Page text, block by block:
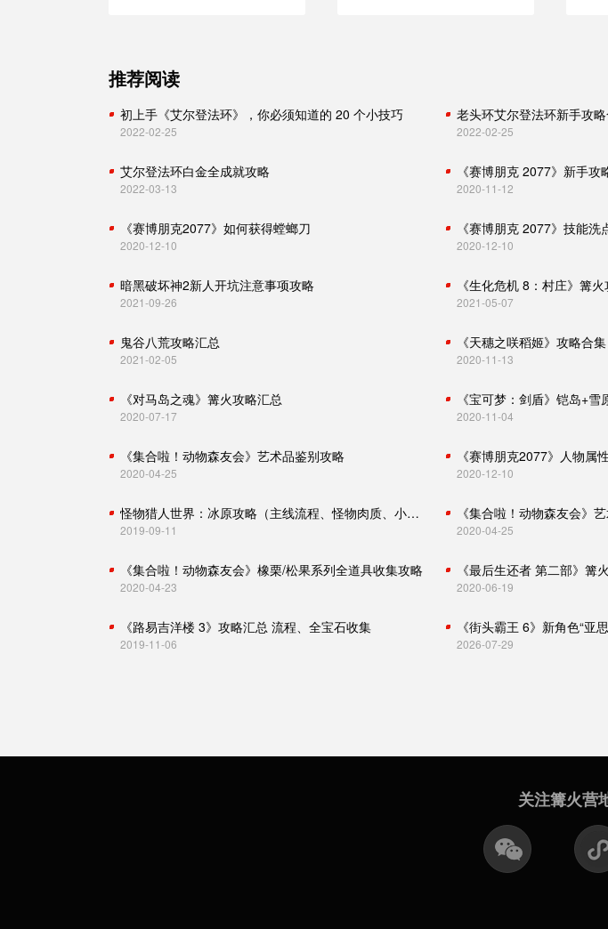
推荐阅读
初上手《艾尔登法环》，你必须知道的 20 个小技巧
2022-02-25
老头环艾尔登法环新手攻
2022-02-25
艾尔登法环白金全成就攻略
2022-03-13
《赛博朋克 2077》新手
2020-11-12
《赛博朋克2077》如何获得螳螂刀
2020-12-10
《赛博朋克 2077》技能洗
2020-12-10
暗黑破坏神2新人开坑注意事项攻略
2021-09-26
《生化危机 8：村庄》篝
2021-05-07
鬼谷八荒攻略汇总
2021-02-05
《天穗之咲稻姬》攻略合集
2020-11-13
《对马岛之魂》篝火攻略汇总
2020-07-17
《宝可梦：剑盾》铠岛+雪
2020-11-04
《集合啦！动物森友会》艺术品鉴别攻略
2020-04-25
《赛博朋克2077》人物属
2020-12-10
怪物猎人世界：冰原攻略（主线流程、怪物肉质、小技巧）
2019-09-11
《集合啦！动物森友会》
2020-04-25
《集合啦！动物森友会》橡栗/松果系列全道具收集攻略
2020-04-23
《最后生还者 第二部》篝
2020-06-19
《路易吉洋楼 3》攻略汇总 流程、全宝石收集
2019-11-06
《街头霸王 6》新角色“亚
2026-07-29
关注篝火营